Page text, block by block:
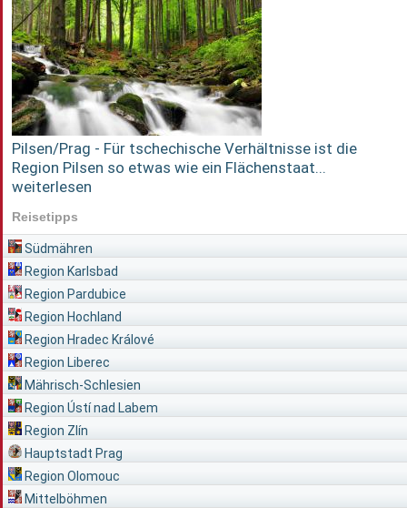
Pilsen/Prag - Für tschechische Verhältnisse ist die
Region Pilsen so etwas wie ein Flächenstaat...
weiterlesen
Reisetipps
Südmähren
Region Karlsbad
Region Pardubice
Region Hochland
Region Hradec Králové
Region Liberec
Mährisch-Schlesien
Region Ústí nad Labem
Region Zlín
Hauptstadt Prag
Region Olomouc
Mittelböhmen